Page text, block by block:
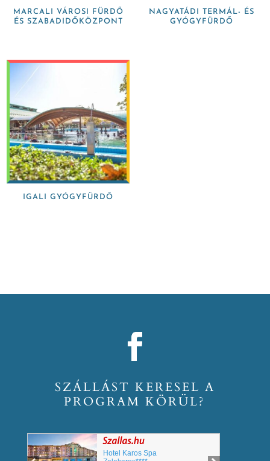
MARCALI VÁROSI FÜRDŐ
ÉS SZABADIDŐKÖZPONT
NAGYATÁDI TERMÁL- ÉS
GYÓGYFÜRDŐ
IGALI GYÓGYFÜRDŐ
SZÁLLÁST KERESEL A
PROGRAM KÖRÜL?